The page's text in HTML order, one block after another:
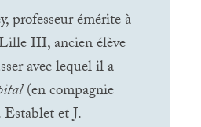
professeur émérite à
LilleIII, ancien élève
avec lequel il a
(en compagnie
et J.